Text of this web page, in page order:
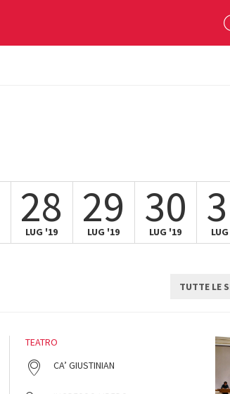
28
LUG '19 29
LUG '19 30
LUG '19
TUTTE LE
TEATRO
CA’ GIUSTINIAN